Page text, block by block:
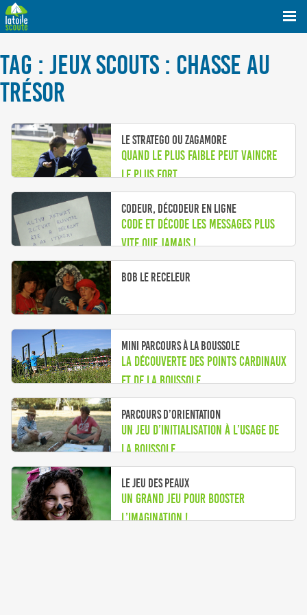
TAG : JEUX SCOUTS : CHASSE AU
TRÉSOR
Le Stratego ou Zagamore
Quand le plus faible peut vaincre
le plus fort
Codeur, décodeur en ligne
Code et décode les messages plus
vite que jamais !
Bob le receleur
Mini parcours à la boussole
La découverte des points cardinaux
et de la boussole
Parcours d’orientation
Un jeu d’initialisation à l’usage de
la boussole
Le jeu des peaux
Un grand jeu pour booster
l’imagination !